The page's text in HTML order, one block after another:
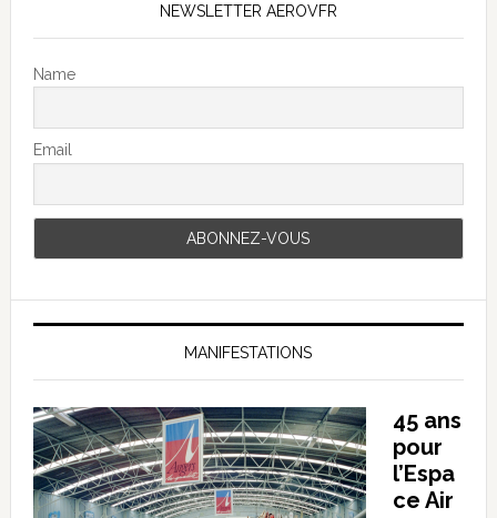
NEWSLETTER AEROVFR
Name
Email
MANIFESTATIONS
45 ans
pour
l’Espa
ce Air